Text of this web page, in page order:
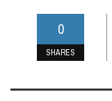
0
SHARES